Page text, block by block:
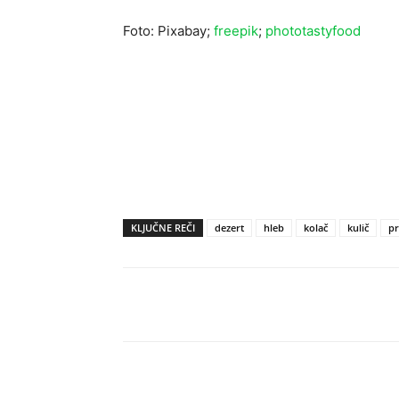
Foto: Pixabay; freepik; phototastyfood
KLJUČNE REČI dezert hleb kolač kulič